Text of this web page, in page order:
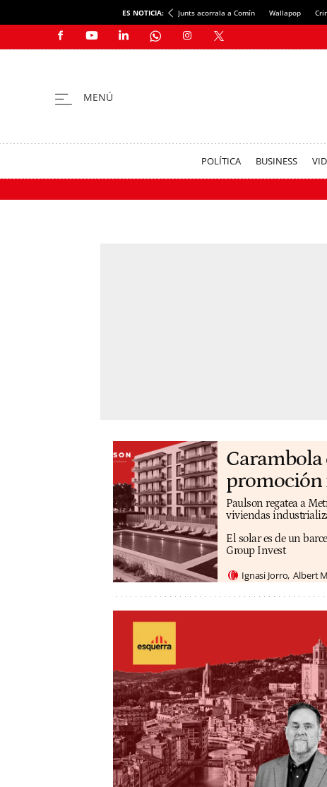
ES NOTICIA: Junts acorrala a Comín Wallapop
POLÍTICA BUSINESS
Carambola
promoción
Paulson regatea a
viviendas
El solar es de un
Group Invest
Ignasi Jorro Albert